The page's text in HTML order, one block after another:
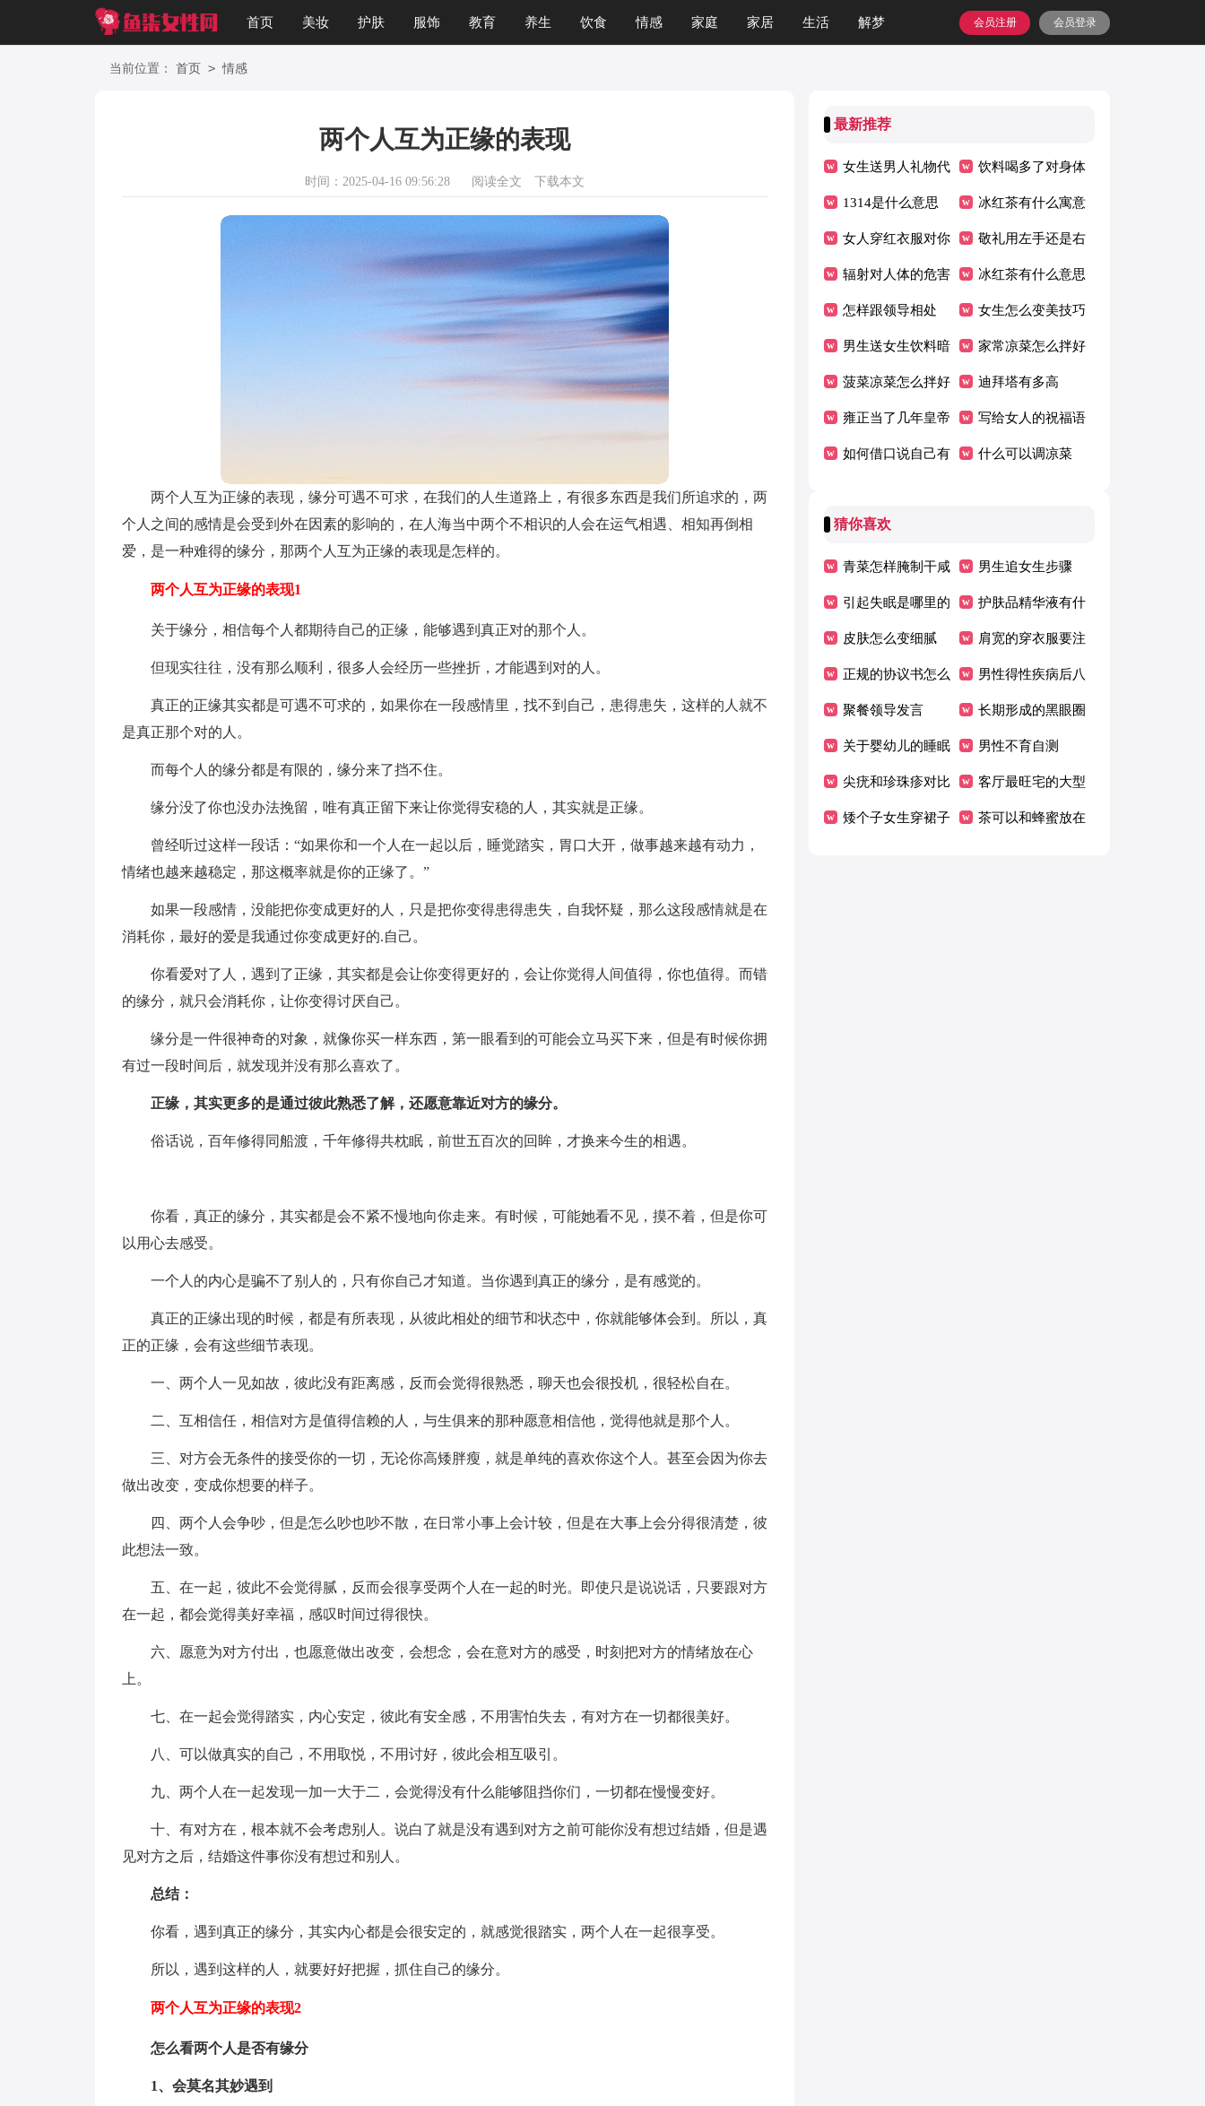
首页 美妆 护肤 服饰 教育 养生 饮食 情感 家庭 家居 生活 解梦
星座
会员登录
会员注册
当前位置： 首页 > 情感
两个人互为正缘的表现
时间：2025-04-16 09:56:28 阅读全文 下载本文
两个人互为正缘的表现，缘分可遇不可求，在我们的人生道路上，有很多东西是我们所追求的，两
个人之间的感情是会受到外在因素的影响的，在人海当中两个不相识的人会在运气相遇、相知再倒相
爱，是一种难得的缘分，那两个人互为正缘的表现是怎样的。
两个人互为正缘的表现1
关于缘分，相信每个人都期待自己的正缘，能够遇到真正对的那个人。
但现实往往，没有那么顺利，很多人会经历一些挫折，才能遇到对的人。
真正的正缘其实都是可遇不可求的，如果你在一段感情里，找不到自己，患得患失，这样的人就不
是真正那个对的人。
而每个人的缘分都是有限的，缘分来了挡不住。
缘分没了你也没办法挽留，唯有真正留下来让你觉得安稳的人，其实就是正缘。
曾经听过这样一段话：“如果你和一个人在一起以后，睡觉踏实，胃口大开，做事越来越有动力，
情绪也越来越稳定，那这概率就是你的正缘了。”
如果一段感情，没能把你变成更好的人，只是把你变得患得患失，自我怀疑，那么这段感情就是在
消耗你，最好的爱是我通过你变成更好的.自己。
你看爱对了人，遇到了正缘，其实都是会让你变得更好的，会让你觉得人间值得，你也值得。而错
的缘分，就只会消耗你，让你变得讨厌自己。
缘分是一件很神奇的对象，就像你买一样东西，第一眼看到的可能会立马买下来，但是有时候你拥
有过一段时间后，就发现并没有那么喜欢了。
正缘，其实更多的是通过彼此熟悉了解，还愿意靠近对方的缘分。
俗话说，百年修得同船渡，千年修得共枕眠，前世五百次的回眸，才换来今生的相遇。
你看，真正的缘分，其实都是会不紧不慢地向你走来。有时候，可能她看不见，摸不着，但是你可
以用心去感受。
一个人的内心是骗不了别人的，只有你自己才知道。当你遇到真正的缘分，是有感觉的。
真正的正缘出现的时候，都是有所表现，从彼此相处的细节和状态中，你就能够体会到。所以，真
正的正缘，会有这些细节表现。
一、两个人一见如故，彼此没有距离感，反而会觉得很熟悉，聊天也会很投机，很轻松自在。
二、互相信任，相信对方是值得信赖的人，与生俱来的那种愿意相信他，觉得他就是那个人。
三、对方会无条件的接受你的一切，无论你高矮胖瘦，就是单纯的喜欢你这个人。甚至会因为你去
做出改变，变成你想要的样子。
四、两个人会争吵，但是怎么吵也吵不散，在日常小事上会计较，但是在大事上会分得很清楚，彼
此想法一致。
五、在一起，彼此不会觉得腻，反而会很享受两个人在一起的时光。即使只是说说话，只要跟对方
在一起，都会觉得美好幸福，感叹时间过得很快。
六、愿意为对方付出，也愿意做出改变，会想念，会在意对方的感受，时刻把对方的情绪放在心
上。
七、在一起会觉得踏实，内心安定，彼此有安全感，不用害怕失去，有对方在一切都很美好。
八、可以做真实的自己，不用取悦，不用讨好，彼此会相互吸引。
九、两个人在一起发现一加一大于二，会觉得没有什么能够阻挡你们，一切都在慢慢变好。
十、有对方在，根本就不会考虑别人。说白了就是没有遇到对方之前可能你没有想过结婚，但是遇
见对方之后，结婚这件事你没有想过和别人。
总结：
你看，遇到真正的缘分，其实内心都是会很安定的，就感觉很踏实，两个人在一起很享受。
所以，遇到这样的人，就要好好把握，抓住自己的缘分。
两个人互为正缘的表现2
怎么看两个人是否有缘分
1、会莫名其妙遇到
最新推荐
女生送男人礼物代
表什么
饮料喝多了对身体
有什么影响
1314是什么意思 冰红茶有什么寓意
女人穿红衣服对你
的暗示
敬礼用左手还是右
手
辐射对人体的危害
有什么
冰红茶有什么意思
怎样跟领导相处 女生怎么变美技巧
男生送女生饮料暗
示
家常凉菜怎么拌好
吃
菠菜凉菜怎么拌好
吃
迪拜塔有多高
雍正当了几年皇帝 写给女人的祝福语
如何借口说自己有 什么可以调凉菜
猜你喜欢
青菜怎样腌制干咸
菜
男生追女生步骤
引起失眠是哪里的
风水不好
护肤品精华液有什
么作用
皮肤怎么变细腻 肩宽的穿衣服要注
意什么
正规的协议书怎么
写
男性得性疾病后八
大症状图片
聚餐领导发言 长期形成的黑眼圈
怎么去除
关于婴幼儿的睡眠
误区
男性不育自测
尖疣和珍珠疹对比
照片
客厅最旺宅的大型
植物
矮个子女生穿裙子 茶可以和蜂蜜放在